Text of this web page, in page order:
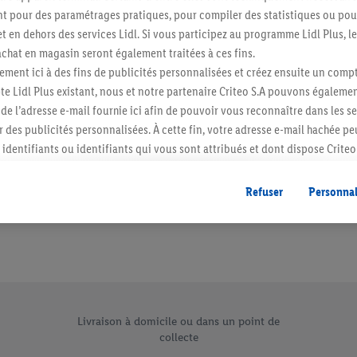
Abonnez-vous à la newsletter
S'abonner
Livraison à domicile ou dans un point de
collecte
pour des paramétrages pratiques, pour compiler des statistiques ou
en dehors des services Lidl. Si vous participez au programme Lidl Plus,
en magasin seront également traitées à ces fins.
ici à des fins de publicités personnalisées et créez ensuite un
Lidl Plus existant, nous et notre partenaire Criteo S.A pouvons
l’adresse e-mail fournie ici afin de pouvoir vous reconnaître dans les
publicités personnalisées. À cette fin, votre adresse e-mail hachée
identifiants ou identifiants qui vous sont attribués et dont dispose Criteo
(par exemple en plaçant le produit dans un panier d’un webshop
être affichées sur plusieurs apppareils et plusieurs services de Lidl si
peuvent vous être attribués en utilisant votre adresse e-mail hachée et,
tous les traitements pour toutes les finalités susmentionnées. Vous
de conservation des données et votre droit de révoquer votre
Refuser